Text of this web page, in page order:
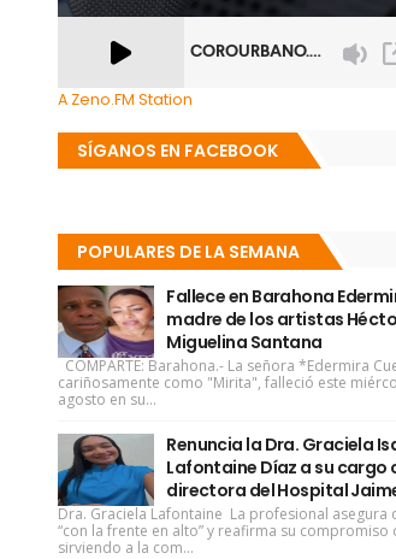
A Zeno.FM Station
SÍGANOS EN FACEBOOK
POPULARES DE LA SEMANA
Fallece en Barahona
madre de los artistas
Miguelina Santana
COMPARTE: Barahona.- La señora *Edermira
cariñosamente como "Mirita", falleció este
agosto en su...
Renuncia la Dra. Graciela
Lafontaine Díaz a su cargo
directora del Hospital
Dra. Graciela Lafontaine La profesional asegura
“con la frente en alto” y reafirma su compromiso
sirviendo a la com...